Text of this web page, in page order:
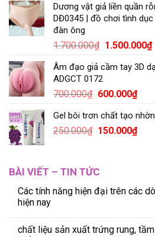
Dương vật giả liền quần
DĐ0345 | đồ chơi tình
đàn ông
1.700.000₫ 1.500.000₫
Âm đạo giả cầm tay 3D
ADGCT 0172
700.000₫ 600.000₫
Gel bôi trơn chất tạo
250.000₫ 150.000₫
BÀI VIẾT – TIN TỨC
Các tính năng hiện đại trên các
hiện nay
chất liệu sản xuất trứng rung,